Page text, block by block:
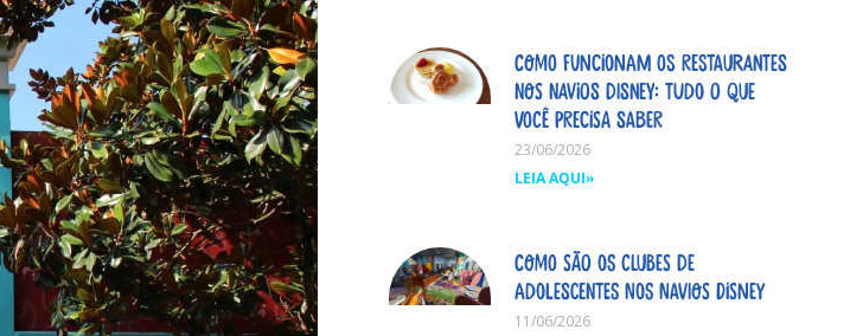
Como funcionam os restaurantes
nos navios Disney: tudo o que
você precisa saber
23/06/2026
LEIA AQUI»
Como são os clubes de
adolescentes nos navios Disney
11/06/2026